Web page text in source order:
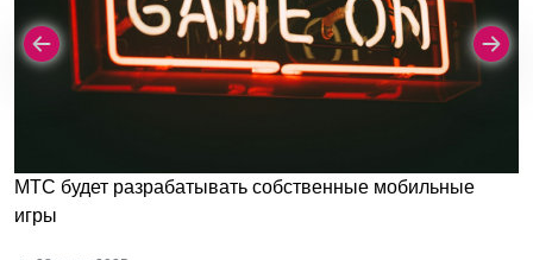
МТС будет разрабатывать собственные мобильные
игры